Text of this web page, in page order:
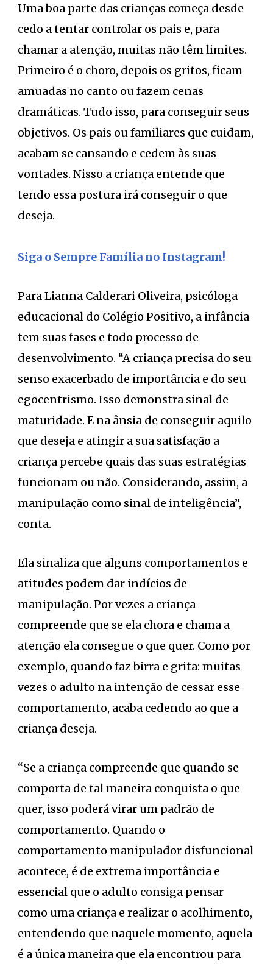
Uma boa parte das crianças começa desde
cedo a tentar controlar os pais e, para
chamar a atenção, muitas não têm limites.
Primeiro é o choro, depois os gritos, ficam
amuadas no canto ou fazem cenas
dramáticas. Tudo isso, para conseguir seus
objetivos. Os pais ou familiares que cuidam,
acabam se cansando e cedem às suas
vontades. Nisso a criança entende que
tendo essa postura irá conseguir o que
deseja.
Siga o Sempre Família no Instagram!
Para Lianna Calderari Oliveira, psicóloga
educacional do Colégio Positivo, a infância
tem suas fases e todo processo de
desenvolvimento. “A criança precisa do seu
senso exacerbado de importância e do seu
egocentrismo. Isso demonstra sinal de
maturidade. E na ânsia de conseguir aquilo
que deseja e atingir a sua satisfação a
criança percebe quais das suas estratégias
funcionam ou não. Considerando, assim, a
manipulação como sinal de inteligência”,
conta.
Ela sinaliza que alguns comportamentos e
atitudes podem dar indícios de
manipulação. Por vezes a criança
compreende que se ela chora e chama a
atenção ela consegue o que quer. Como por
exemplo, quando faz birra e grita: muitas
vezes o adulto na intenção de cessar esse
comportamento, acaba cedendo ao que a
criança deseja.
“Se a criança compreende que quando se
comporta de tal maneira conquista o que
quer, isso poderá virar um padrão de
comportamento. Quando o
comportamento manipulador disfuncional
acontece, é de extrema importância e
essencial que o adulto consiga pensar
como uma criança e realizar o acolhimento,
entendendo que naquele momento, aquela
é a única maneira que ela encontrou para